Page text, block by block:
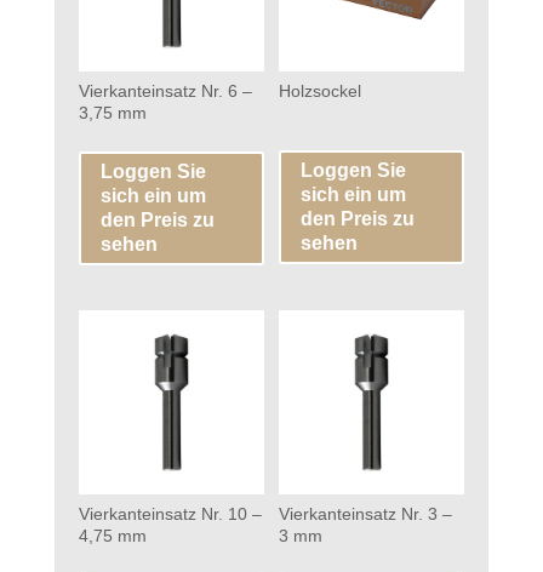
Vierkanteinsatz Nr. 6 –
3,75 mm
Loggen Sie
sich ein um
den Preis zu
sehen
Holzsockel
Loggen Sie
sich ein um
den Preis zu
sehen
Vierkanteinsatz Nr. 10 –
4,75 mm
Vierkanteinsatz Nr. 3 –
3 mm